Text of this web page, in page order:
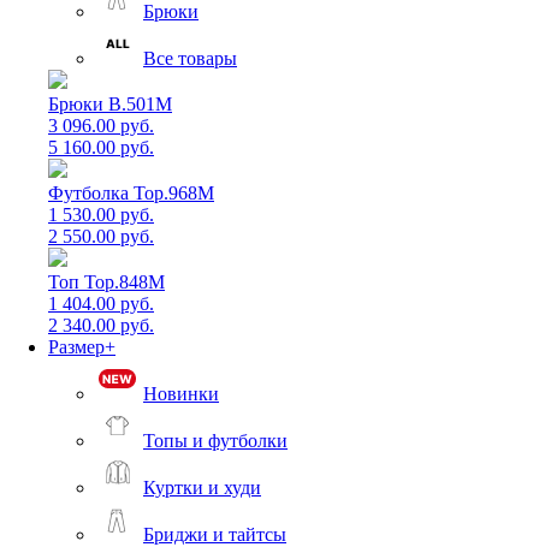
Брюки
Все товары
Брюки B.501M
3 096.00 руб.
5 160.00 руб.
Футболка Top.968M
1 530.00 руб.
2 550.00 руб.
Топ Top.848M
1 404.00 руб.
2 340.00 руб.
Размер+
Новинки
Топы и футболки
Куртки и худи
Бриджи и тайтсы